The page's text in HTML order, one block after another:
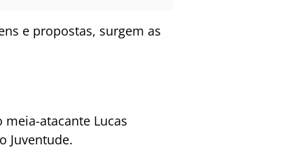
e propostas, surgem as
atacante Lucas
Juventude.